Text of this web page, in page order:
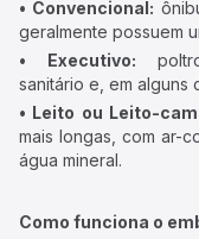
• Convencional:
geralmente possuem
• Executivo:
sanitário e, em alguns
• Leito ou Leito-
mais longas, com ar-
água mineral.
Como funciona o